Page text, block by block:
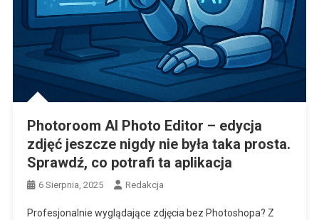
Photoroom AI Photo Editor – edycja
zdjęć jeszcze nigdy nie była taka prosta.
Sprawdź, co potrafi ta aplikacja
6 Sierpnia, 2025 Redakcja
Profesjonalnie wyglądające zdjęcia bez Photoshopa? Z